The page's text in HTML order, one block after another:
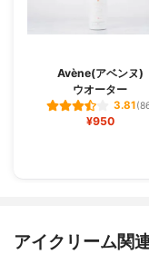
Avène(アベンヌ)
ウオーター
3.81
¥950
アイクリーム関